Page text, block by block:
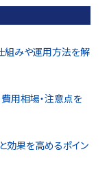
仕組みや運用方法を解
費用相場・注意点を
効果を高めるポイン